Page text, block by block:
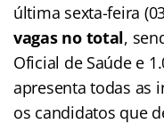
última sexta-feira
vagas no total,
Oficial de Saúde e
apresenta todas as
os candidatos que